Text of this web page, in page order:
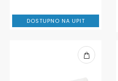
DOSTUPNO NA UPIT